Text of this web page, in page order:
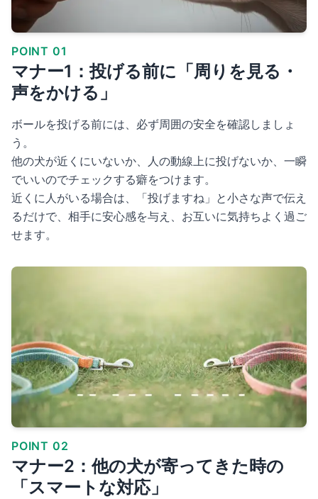
POINT 01
マナー1：投げる前に「周りを見る・
声をかける」
ボールを投げる前には、必ず周囲の安全を確認しましょ
う。
他の犬が近くにいないか、人の動線上に投げないか、一瞬
でいいのでチェックする癖をつけます。
近くに人がいる場合は、「投げますね」と小さな声で伝え
るだけで、相手に安心感を与え、お互いに気持ちよく過ご
せます。
POINT 02
マナー2：他の犬が寄ってきた時の
「スマートな対応」